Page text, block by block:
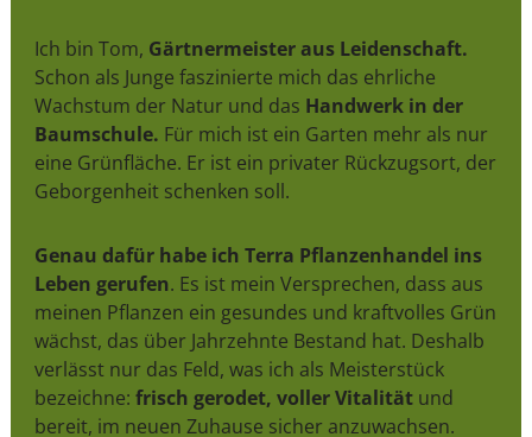
Ich bin Tom, Gärtnermeister aus Leidenschaft.
Schon als Junge faszinierte mich das ehrliche
Wachstum der Natur und das Handwerk in der
Baumschule. Für mich ist ein Garten mehr als nur
eine Grünfläche. Er ist ein privater Rückzugsort, der
Geborgenheit schenken soll.
Genau dafür habe ich Terra Pflanzenhandel ins
Leben gerufen. Es ist mein Versprechen, dass aus
meinen Pflanzen ein gesundes und kraftvolles Grün
wächst, das über Jahrzehnte Bestand hat. Deshalb
verlässt nur das Feld, was ich als Meisterstück
bezeichne: frisch gerodet, voller Vitalitätund
bereit, im neuen Zuhause sicher anzuwachsen.